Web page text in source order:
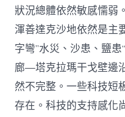
狀況總體依然敏感懦
渾善達克沙地依然是主
字彎”水災、沙患、鹽
廊—塔克拉瑪干戈壁邊
然不完整。一些科技短
存在。科技的支持感化